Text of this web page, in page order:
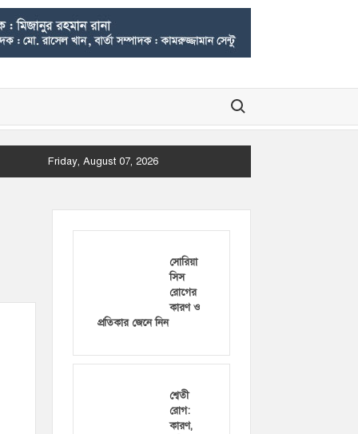
Search for:
Friday, August 07, 2026
সোরিয়া
সিস
রোগের
কারণ ও
প্রতিকার জেনে নিন
শ্বেতী
রোগ:
কারণ,